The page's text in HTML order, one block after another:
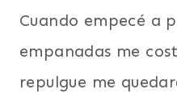
Cuando empecé a
empanadas me
repulgue me